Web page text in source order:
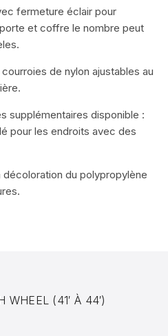
fermeture éclair pour
et coffre le nombre peut
de nylon ajustables au
supplémentaires disponible :
pour les endroits avec des
décoloration du polypropylène
WHEEL (41′ À 44′)